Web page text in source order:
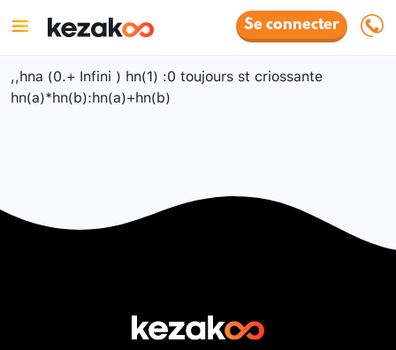
Se connecter
,,hna (0.+ Infini ) hn(1) :0 toujours st criossante
hn(a)*hn(b):hn(a)+hn(b)